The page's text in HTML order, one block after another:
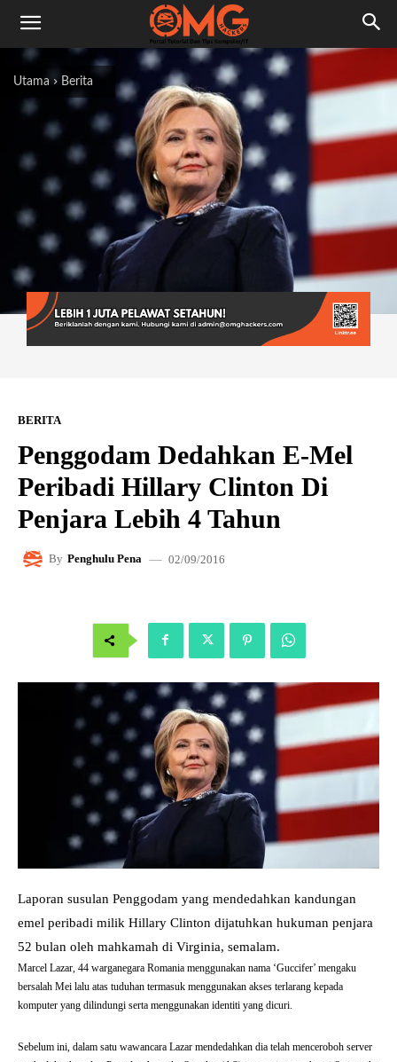
Utama Berita
BERITA
Penggodam Dedahkan E-Mel
Peribadi Hillary Clinton Di
Penjara Lebih 4 Tahun
By Penghulu Pena 02/09/2016
Laporan susulan Penggodam yang mendedahkan kandungan
emel peribadi milik Hillary Clinton dijatuhkan hukuman penjara
52 bulan oleh mahkamah di Virginia, semalam.
Marcel Lazar, 44 warganegara Romania menggunakan nama ‘Guccifer’ mengaku
bersalah Mei lalu atas tuduhan termasuk menggunakan akses terlarang kepada
komputer yang dilindungi serta menggunakan identiti yang dicuri.
Sebelum ini, dalam satu wawancara Lazar mendedahkan dia telah menceroboh server